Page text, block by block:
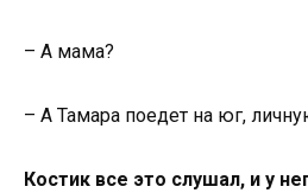
– А мама?
– А Тамара поедет на юг,
Костик все это слушал, и у